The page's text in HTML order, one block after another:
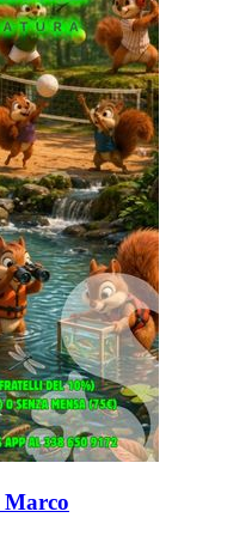
Marco